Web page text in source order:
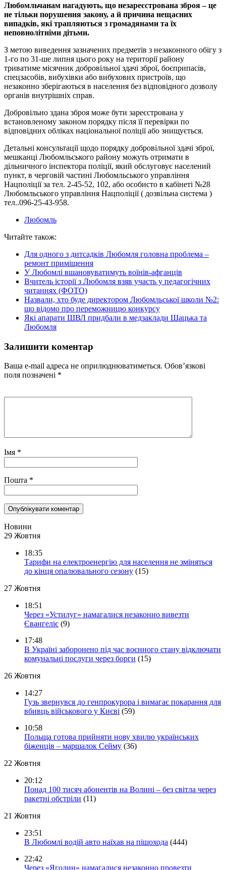
Любомльчанам нагадують, що незареєстрована зброя – це
не тільки порушення закону, а й причина нещасних
випадків, які трапляються з громадянами та їх
неповнолітніми дітьми.
З метою виведення зазначених предметів з незаконного обігу з
1-го по 31-ше липня цього року на території району
триватиме місячник добровільної здачі зброї, боєприпасів,
спецзасобів, вибухівки або вибухових пристроїв, що
незаконно зберігаються в населення без відповідного дозволу
органів внутрішніх справ.
Добровільно здана зброя може бути зареєстрована у
встановленому законом порядку після її перевірки по
відповідних обліках національної поліції або знищується.
Детальні консультації щодо порядку добровільної здачі зброї,
мешканці Любомльського району можуть отримати в
дільничного інспектора поліції, який обслуговує населений
пункт, в черговій частині Любомльського управління
Нацполіції за тел. 2-45-52, 102, або особисто в кабінеті №28
Любомльського управління Нацполіції ( дозвільна система )
тел..096-25-43-958.
Любомль
Читайте також:
Для одного з дитсадків Любомля головна проблема –
ремонт приміщення
У Любомлі вшановуватимуть воїнів-афганців
Вчитель історії з Любомля взяв участь у педагогічних
читаннях (ФОТО)
Назвали, хто буде директором Любомльської школи №2:
що відомо про переможницю конкурсу
Які апарати ШВЛ придбали в медзаклади Шацька та
Любомля
Залишити коментар
Ваша e-mail адреса не оприлюднюватиметься. Обов’язкові
поля позначені *
Імя *
Пошта *
Новини
29 Жовтня
18:35
Тарифи на електроенергію для населення не зміняться
до кінця опалювального сезону (15)
27 Жовтня
18:51
Через «Устилуг» намагалися незаконно вивезти
Євангеліє (9)
17:48
В Україні заборонено під час воєнного стану відключати
комунальні послуги через борги (15)
26 Жовтня
14:27
Гузь звернувся до генпрокурора і вимагає покарання для
вбивць військового у Києві (59)
10:58
Польща готова прийняти нову хвилю українських
біженців – маршалок Сейму (36)
22 Жовтня
20:12
Понад 100 тисяч абонентів на Волині – без світла через
ракетні обстріли (11)
21 Жовтня
23:51
В Любомлі водій авто наїхав на пішохода (444)
22:42
Через «Ягодин» намагалися незаконно провезти